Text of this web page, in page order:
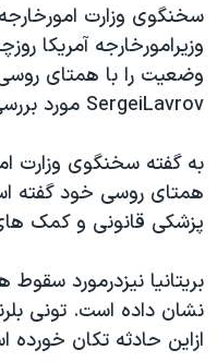
حقوق شهروندی
اقتصادی
علم و فناوری
اسرائیل در جنگ
گالری عکس
آرشیو پخش زنده
انتخابات ریاست جمهوری
حمله جمهوری اسلامی به
رمز مهسا
ورزش زنان در ایران
اعتراضات زن، زندگی،
مجموعه مستندهای
تریبونال مردمی آبان ۹۸
دادگاه حمید نوری
چهل سال گروگان‌گیری
زبانهای مختلف
سخنگوی وزارت
وزيرامورخارجه آمريکا
وضعيت را با همتای
SergeiLavrov مورد بررسی قرارداده است.
به گفته سخنگوی وزارت
همتای روسی خود گفته
پزشکی قانونی و کمک
بريتانيا نيزدرمورد
نشان داده است. تونی
ازاين حادثه تکان خورده